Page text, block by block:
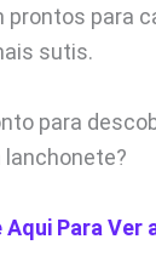
prontos para
sutis.
para
Aqui Para Ver